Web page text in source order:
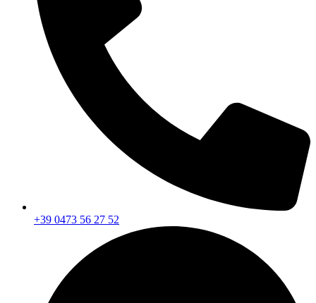
+39 0473 56 27 52